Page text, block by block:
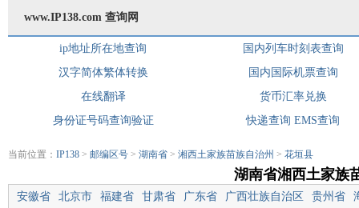
www.IP138.com 查询网
ip地址所在地查询
国内列车时刻表查询
汉字简体繁体转换
国内国际机票查询
在线翻译
货币汇率兑换
身份证号码查询验证
快递查询 EMS查询
当前位置： IP138 > 邮编区号 > 湖南省 > 湘西土家族苗族自治州 > 花垣县
湖南省湘西土家族
安徽省 北京市 福建省 甘肃省 广东省 广西壮族自治区 贵州省